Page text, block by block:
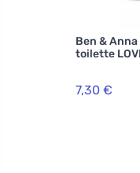
Ben &
toilette
7,30 €